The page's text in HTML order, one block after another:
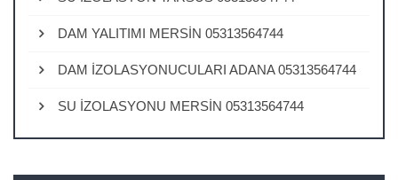
DAM YALITIMI MERSİN 05313564744
DAM İZOLASYONUCULARI ADANA 05313564744
SU İZOLASYONU MERSİN 05313564744